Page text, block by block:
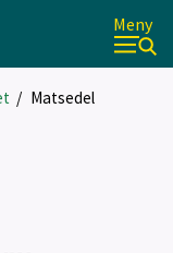
Meny
/ Matsedel